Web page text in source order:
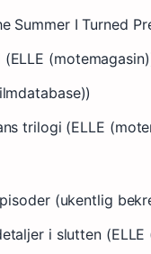
Summer I Turned
trilogi (ELLE
(ukentlig
i slutten